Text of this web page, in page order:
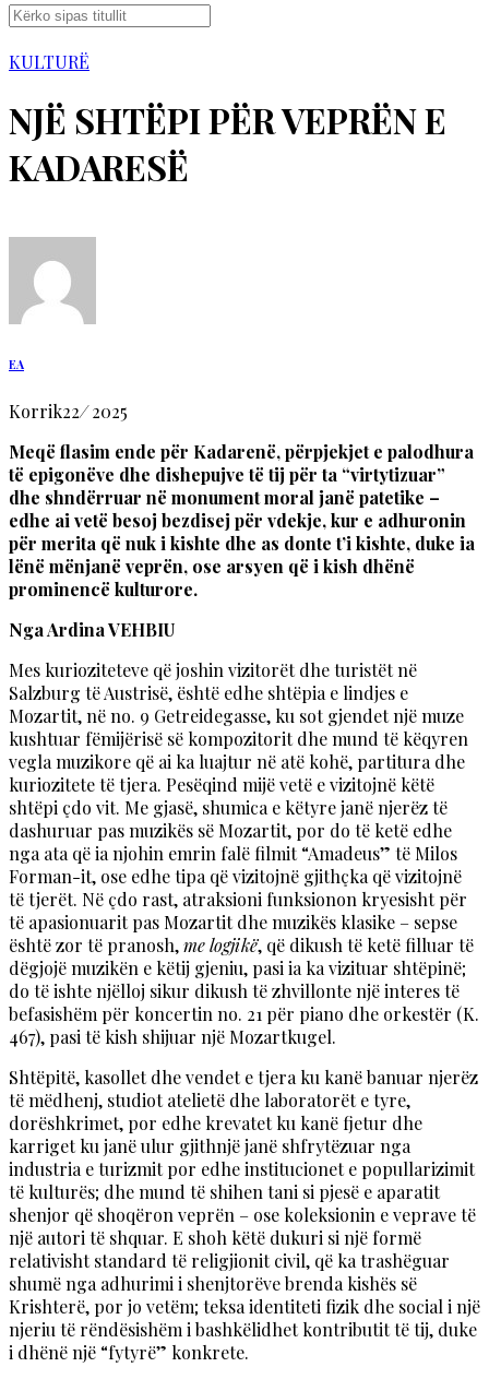
KULTURË
NJË SHTËPI PËR VEPRËN E
KADARESË
EA
Korrik22/2025
Meqë flasim ende për Kadarenë, përpjekjet e palodhura
të epigonëve dhe dishepujve të tij për ta “virtytizuar”
dhe shndërruar në monument moral janë patetike –
edhe ai vetë besoj bezdisej për vdekje, kur e adhuronin
për merita që nuk i kishte dhe as donte t’i kishte, duke ia
lënë mënjanë veprën, ose arsyen që i kish dhënë
prominencë kulturore.
Nga Ardina VEHBIU
Mes kurioziteteve që joshin vizitorët dhe turistët në
Salzburg të Austrisë, është edhe shtëpia e lindjes e
Mozartit, në no. 9 Getreidegasse, ku sot gjendet një muze
kushtuar fëmijërisë së kompozitorit dhe mund të këqyren
vegla muzikore që ai ka luajtur në atë kohë, partitura dhe
kuriozitete të tjera. Pesëqind mijë vetë e vizitojnë këtë
shtëpi çdo vit. Me gjasë, shumica e këtyre janë njerëz të
dashuruar pas muzikës së Mozartit, por do të ketë edhe
nga ata që ia njohin emrin falë filmit “Amadeus” të Milos
Forman-it, ose edhe tipa që vizitojnë gjithçka që vizitojnë
të tjerët. Në çdo rast, atraksioni funksionon kryesisht për
të apasionuarit pas Mozartit dhe muzikës klasike – sepse
është zor të pranosh,me logjikë, që dikush të ketë filluar të
dëgjojë muzikën e këtij gjeniu, pasi ia ka vizituar shtëpinë;
do të ishte njëlloj sikur dikush të zhvillonte një interes të
befasishëm për koncertin no. 21 për piano dhe orkestër (K.
467), pasi të kish shijuar një Mozartkugel.
Shtëpitë, kasollet dhe vendet e tjera ku kanë banuar njerëz
të mëdhenj, studiot atelietë dhe laboratorët e tyre,
dorëshkrimet, por edhe krevatet ku kanë fjetur dhe
karriget ku janë ulur gjithnjë janë shfrytëzuar nga
industria e turizmit por edhe institucionet e popullarizimit
të kulturës; dhe mund të shihen tani si pjesë e aparatit
shenjor që shoqëron veprën – ose koleksionin e veprave të
një autori të shquar. E shoh këtë dukuri si një formë
relativisht standard të religjionit civil, që ka trashëguar
shumë nga adhurimi i shenjtorëve brenda kishës së
Krishterë, por jo vetëm; teksa identiteti fizik dhe social i një
njeriu të rëndësishëm i bashkëlidhet kontributit të tij, duke
i dhënë një “fytyrë” konkrete.